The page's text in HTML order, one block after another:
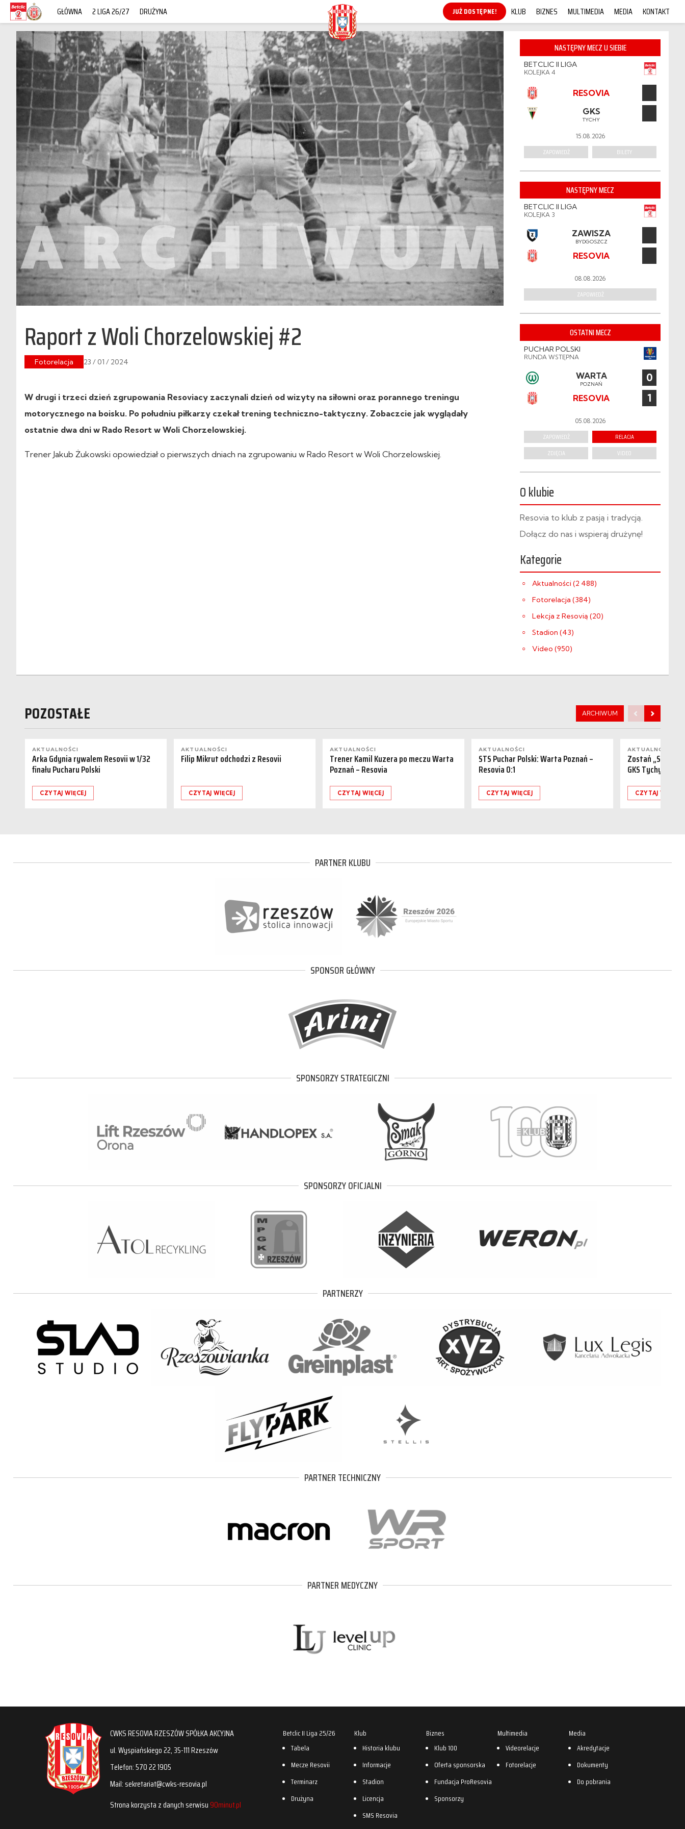
GŁÓWNA 2 LIGA 26/27 DRUŻYNA KUP ONLINE! KLUB BIZNES MULTIMEDIA MEDIA KONTAKT
Raport z Woli Chorzelowskiej #2
Fotorelacja 23 / 01 / 2024
W drugi i trzeci dzień zgrupowania Resoviacy zaczynali dzień od wizyty na siłowni oraz porannego treningu
motorycznego na boisku. Po południu piłkarzy czekał trening techniczno-taktyczny. Zobaczcie jak wyglądały
ostatnie dwa dni w Rado Resort w Woli Chorzelowskiej.
Trener Jakub Żukowski opowiedział o pierwszych dniach na zgrupowaniu w Rado Resort w Woli Chorzelowskiej.
NASTĘPNY MECZ U SIEBIE
BETCLIC II LIGA
KOLEJKA 4
RESOVIA
GKS
TYCHY
15.08.2026
ZAPOWIEDŹ BILETY
NASTĘPNY MECZ
BETCLIC II LIGA
KOLEJKA 3
ZAWISZA
BYDGOSZCZ
RESOVIA
08.08.2026
ZAPOWIEDŹ
OSTATNI MECZ
PUCHAR POLSKI
RUNDA WSTĘPNA
WARTA
POZNAŃ 0
RESOVIA 1
05.08.2026
ZAPOWIEDŹ
RELACJA
ZDJĘCIA
VIDEO
O klubie
Resovia to klub z pasją i tradycją.
Dołącz do nas i wspieraj drużynę!
Kategorie
Aktualności (2 488)
Fotorelacja (384)
Lekcja z Resovią (20)
Stadion (43)
Video (950)
POZOSTAŁE ARCHIWUM
AKTUALNOŚCI
Arka Gdynia rywalem Resovii w 1/32
finału Pucharu Polski
CZYTAJ WIĘCEJ
AKTUALNOŚCI
Filip Mikrut odchodzi z Resovii
CZYTAJ WIĘCEJ
AKTUALNOŚCI
Trener Kamil Kuzera po meczu Warta
Poznań – Resovia
CZYTAJ WIĘCEJ
AKTUALNOŚCI
STS Puchar Polski: Warta Poznań –
Resovia 0:1
CZYTAJ WIĘCEJ
AKTUALNOŚCI
Zostań
GKS Tychy
CZYTAJ WIĘCEJ
PARTNER KLUBU
SPONSOR GŁÓWNY
SPONSORZY STRATEGICZNI
SPONSORZY OFICJALNI
PARTNERZY
PARTNER TECHNICZNY
PARTNER MEDYCZNY
CWKS RESOVIA RZESZÓW SPÓŁKA AKCYJNA
ul. Wyspiańskiego 22, 35-111 Rzeszów
Telefon: 570 22 1905
Mail: sekretariat@cwks-resovia.pl
Strona korzysta z danych serwisu90minut.pl
Betclic II Liga 25/26
Tabela
Mecze Resovii
Terminarz
Drużyna
Klub
Historia klubu
Informacje
Stadion
Licencja
SMS Resovia
Biznes
Klub 100
Oferta sponsorska
Fundacja ProResovia
Sponsorzy
Multimedia
Videorelacje
Fotorelacje
Media
Akredytacje
Dokumenty
Do pobrania